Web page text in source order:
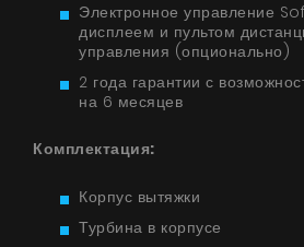
Электронное управление
дисплеем и пультом
управления (опционально)
2 года гарантии с
на 6 месяцев
Комплектация:
Корпус вытяжки
Турбина в корпусе